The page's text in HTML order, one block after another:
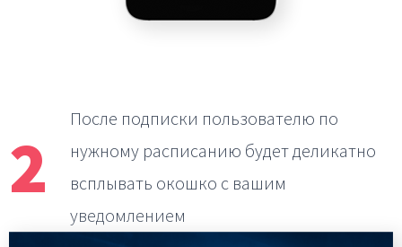
2
После подписки пользователю по
нужному расписанию будет деликатно
всплывать окошко с вашим
уведомлением